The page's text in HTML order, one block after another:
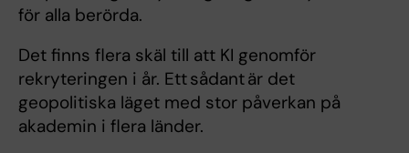
för alla berörda.
Det finns flera skäl till att KI genomför
rekryteringen i år. Ett sådant är det
geopolitiska läget med stor påverkan på
akademin i flera länder.